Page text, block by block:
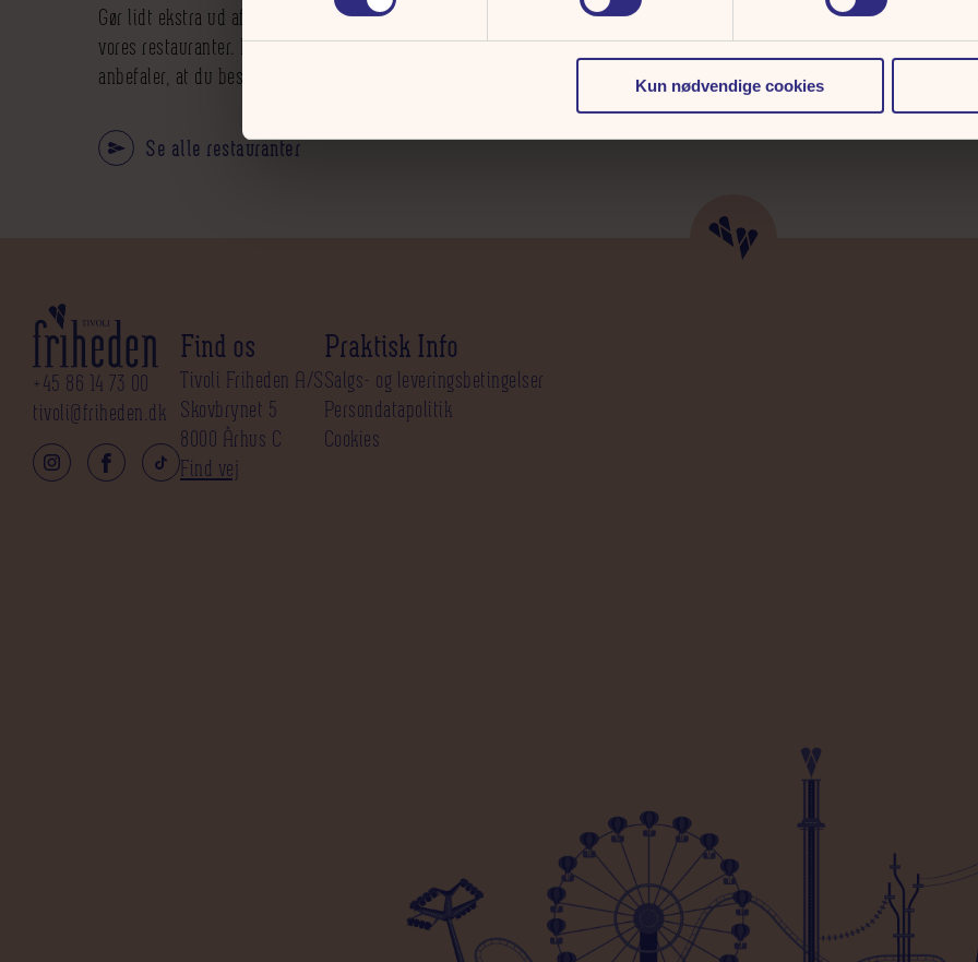
Kun nødvendige cookies
Gør lidt ekstra ud af din fredag og start din aften med et besøg på en af
vores restauranter. Det er en populær måde at starte Fed Fredag på, så vi
anbefaler, at du bestiller bord på forhånd.
Se alle restauranter
+45 86 14 73 00
tivoli@friheden.dk
Find os
Tivoli Friheden A/S
Skovbrynet 5
8000 Århus C
Find vej
Praktisk Info
Salgs- og leveringsbetingelser
Persondatapolitik
Cookies